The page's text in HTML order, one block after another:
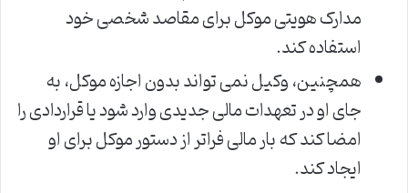
مدارک هویتی موکل برای مقاصد شخصی خود
استفاده کند.
همچنین، وکیل نمی تواند بدون اجازه موکل، به
جای او در تعهدات مالی جدیدی وارد شود یا قراردادی را
امضا کند که بار مالی فراتر از دستور موکل برای او
ایجاد کند.